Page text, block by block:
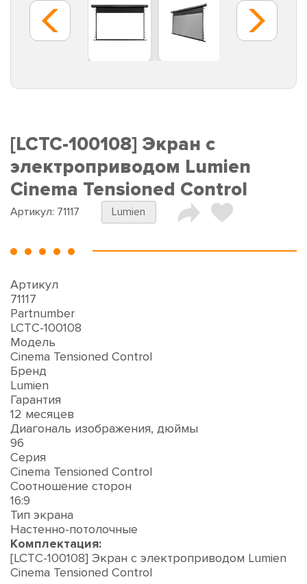
[LCTC-100108] Экран с
электроприводом Lumien
Cinema Tensioned Control
Артикул: 71117 Lumien
Артикул
71117
Partnumber
LCTC-100108
Модель
Cinema Tensioned Control
Бренд
Lumien
Гарантия
12 месяцев
Диагональ изображения, дюймы
96
Серия
Cinema Tensioned Control
Соотношение сторон
16:9
Тип экрана
Настенно-потолочные
Комплектация:
[LCTC-100108] Экран с электроприводом Lumien
Cinema Tensioned Control